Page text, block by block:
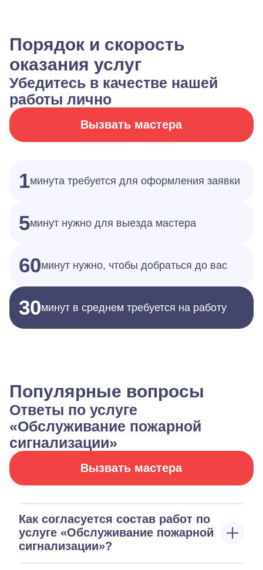
Порядок и скорость
оказания услуг
Убедитесь в качестве нашей
работы лично
Вызвать мастера
1минута требуется для оформления заявки
5минут нужно для выезда мастера
60минут нужно, чтобы добраться до вас
30минут в среднем требуется на работу
Популярные вопросы
Ответы по услуге
«Обслуживание пожарной
сигнализации»
Вызвать мастера
Как согласуется состав работ по
услуге «Обслуживание пожарной
сигнализации»?